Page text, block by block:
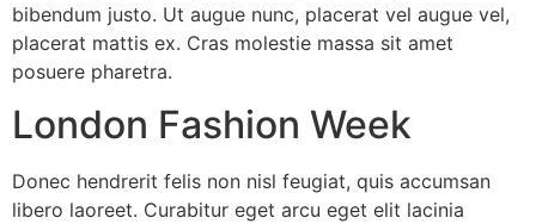
bibendum justo. Ut augue nunc, placerat vel augue vel,
placerat mattis ex. Cras molestie massa sit amet
posuere pharetra.
London Fashion Week
Donec hendrerit felis non nisl feugiat, quis accumsan
libero laoreet. Curabitur eget arcu eget elit lacinia